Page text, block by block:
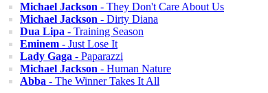
Michael Jackson - They Don't Care About Us
Michael Jackson - Dirty Diana
Dua Lipa - Training Season
Eminem - Just Lose It
Lady Gaga - Paparazzi
Michael Jackson - Human Nature
Abba - The Winner Takes It All